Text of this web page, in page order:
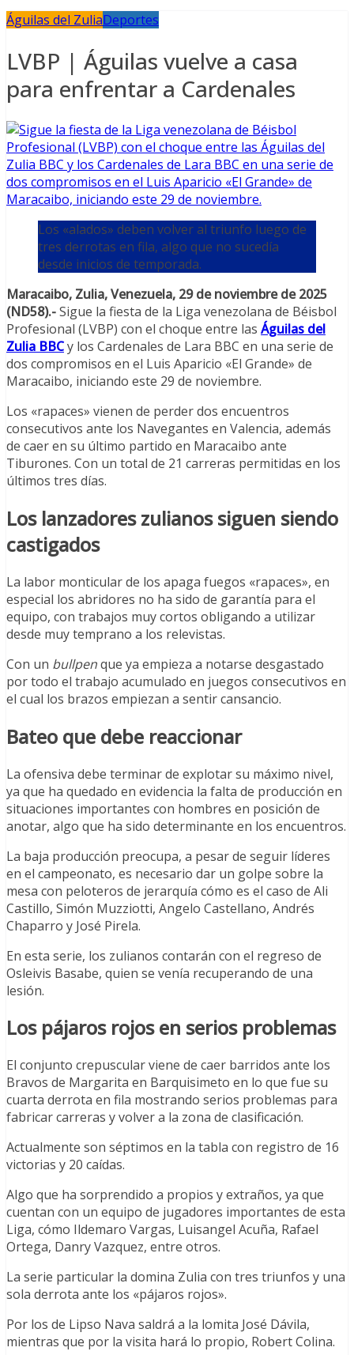
Águilas del ZuliaDeportes
LVBP | Águilas vuelve a casa
para enfrentar a Cardenales
Los «alados» deben volver al triunfo luego de
tres derrotas en fila, algo que no sucedía
desde inicios de temporada.
Maracaibo, Zulia, Venezuela, 29 de noviembre de 2025
(ND58).-Sigue la fiesta de la Liga venezolana de Béisbol
Profesional (LVBP) con el choque entre las Águilas del
Zulia BBCy los Cardenales de Lara BBC en una serie de
dos compromisos en el Luis Aparicio «El Grande» de
Maracaibo, iniciando este 29 de noviembre.
Los «rapaces» vienen de perder dos encuentros
consecutivos ante los Navegantes en Valencia, además
de caer en su último partido en Maracaibo ante
Tiburones. Con un total de 21 carreras permitidas en los
últimos tres días.
Los lanzadores zulianos siguen siendo
castigados
La labor monticular de los apaga fuegos «rapaces», en
especial los abridores no ha sido de garantía para el
equipo, con trabajos muy cortos obligando a utilizar
desde muy temprano a los relevistas.
Con un bullpenque ya empieza a notarse desgastado
por todo el trabajo acumulado en juegos consecutivos en
el cual los brazos empiezan a sentir cansancio.
Bateo que debe reaccionar
La ofensiva debe terminar de explotar su máximo nivel,
ya que ha quedado en evidencia la falta de producción en
situaciones importantes con hombres en posición de
anotar, algo que ha sido determinante en los encuentros.
La baja producción preocupa, a pesar de seguir líderes
en el campeonato, es necesario dar un golpe sobre la
mesa con peloteros de jerarquía cómo es el caso de Ali
Castillo, Simón Muzziotti, Angelo Castellano, Andrés
Chaparro y José Pirela.
En esta serie, los zulianos contarán con el regreso de
Osleivis Basabe, quien se venía recuperando de una
lesión.
Los pájaros rojos en serios problemas
El conjunto crepuscular viene de caer barridos ante los
Bravos de Margarita en Barquisimeto en lo que fue su
cuarta derrota en fila mostrando serios problemas para
fabricar carreras y volver a la zona de clasificación.
Actualmente son séptimos en la tabla con registro de 16
victorias y 20 caídas.
Algo que ha sorprendido a propios y extraños, ya que
cuentan con un equipo de jugadores importantes de esta
Liga, cómo Ildemaro Vargas, Luisangel Acuña, Rafael
Ortega, Danry Vazquez, entre otros.
La serie particular la domina Zulia con tres triunfos y una
sola derrota ante los «pájaros rojos».
Por los de Lipso Nava saldrá a la lomita José Dávila,
mientras que por la visita hará lo propio, Robert Colina.